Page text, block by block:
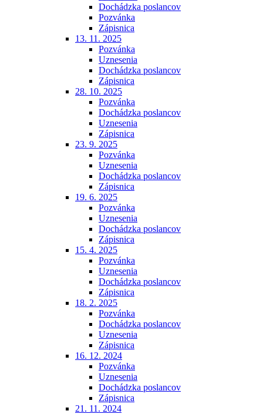
Dochádzka poslancov
Pozvánka
Zápisnica
13. 11. 2025
Pozvánka
Uznesenia
Dochádzka poslancov
Zápisnica
28. 10. 2025
Pozvánka
Dochádzka poslancov
Uznesenia
Zápisnica
23. 9. 2025
Pozvánka
Uznesenia
Dochádzka poslancov
Zápisnica
19. 6. 2025
Pozvánka
Uznesenia
Dochádzka poslancov
Zápisnica
15. 4. 2025
Pozvánka
Uznesenia
Dochádzka poslancov
Zápisnica
18. 2. 2025
Pozvánka
Dochádzka poslancov
Uznesenia
Zápisnica
16. 12. 2024
Pozvánka
Uznesenia
Dochádzka poslancov
Zápisnica
21. 11. 2024